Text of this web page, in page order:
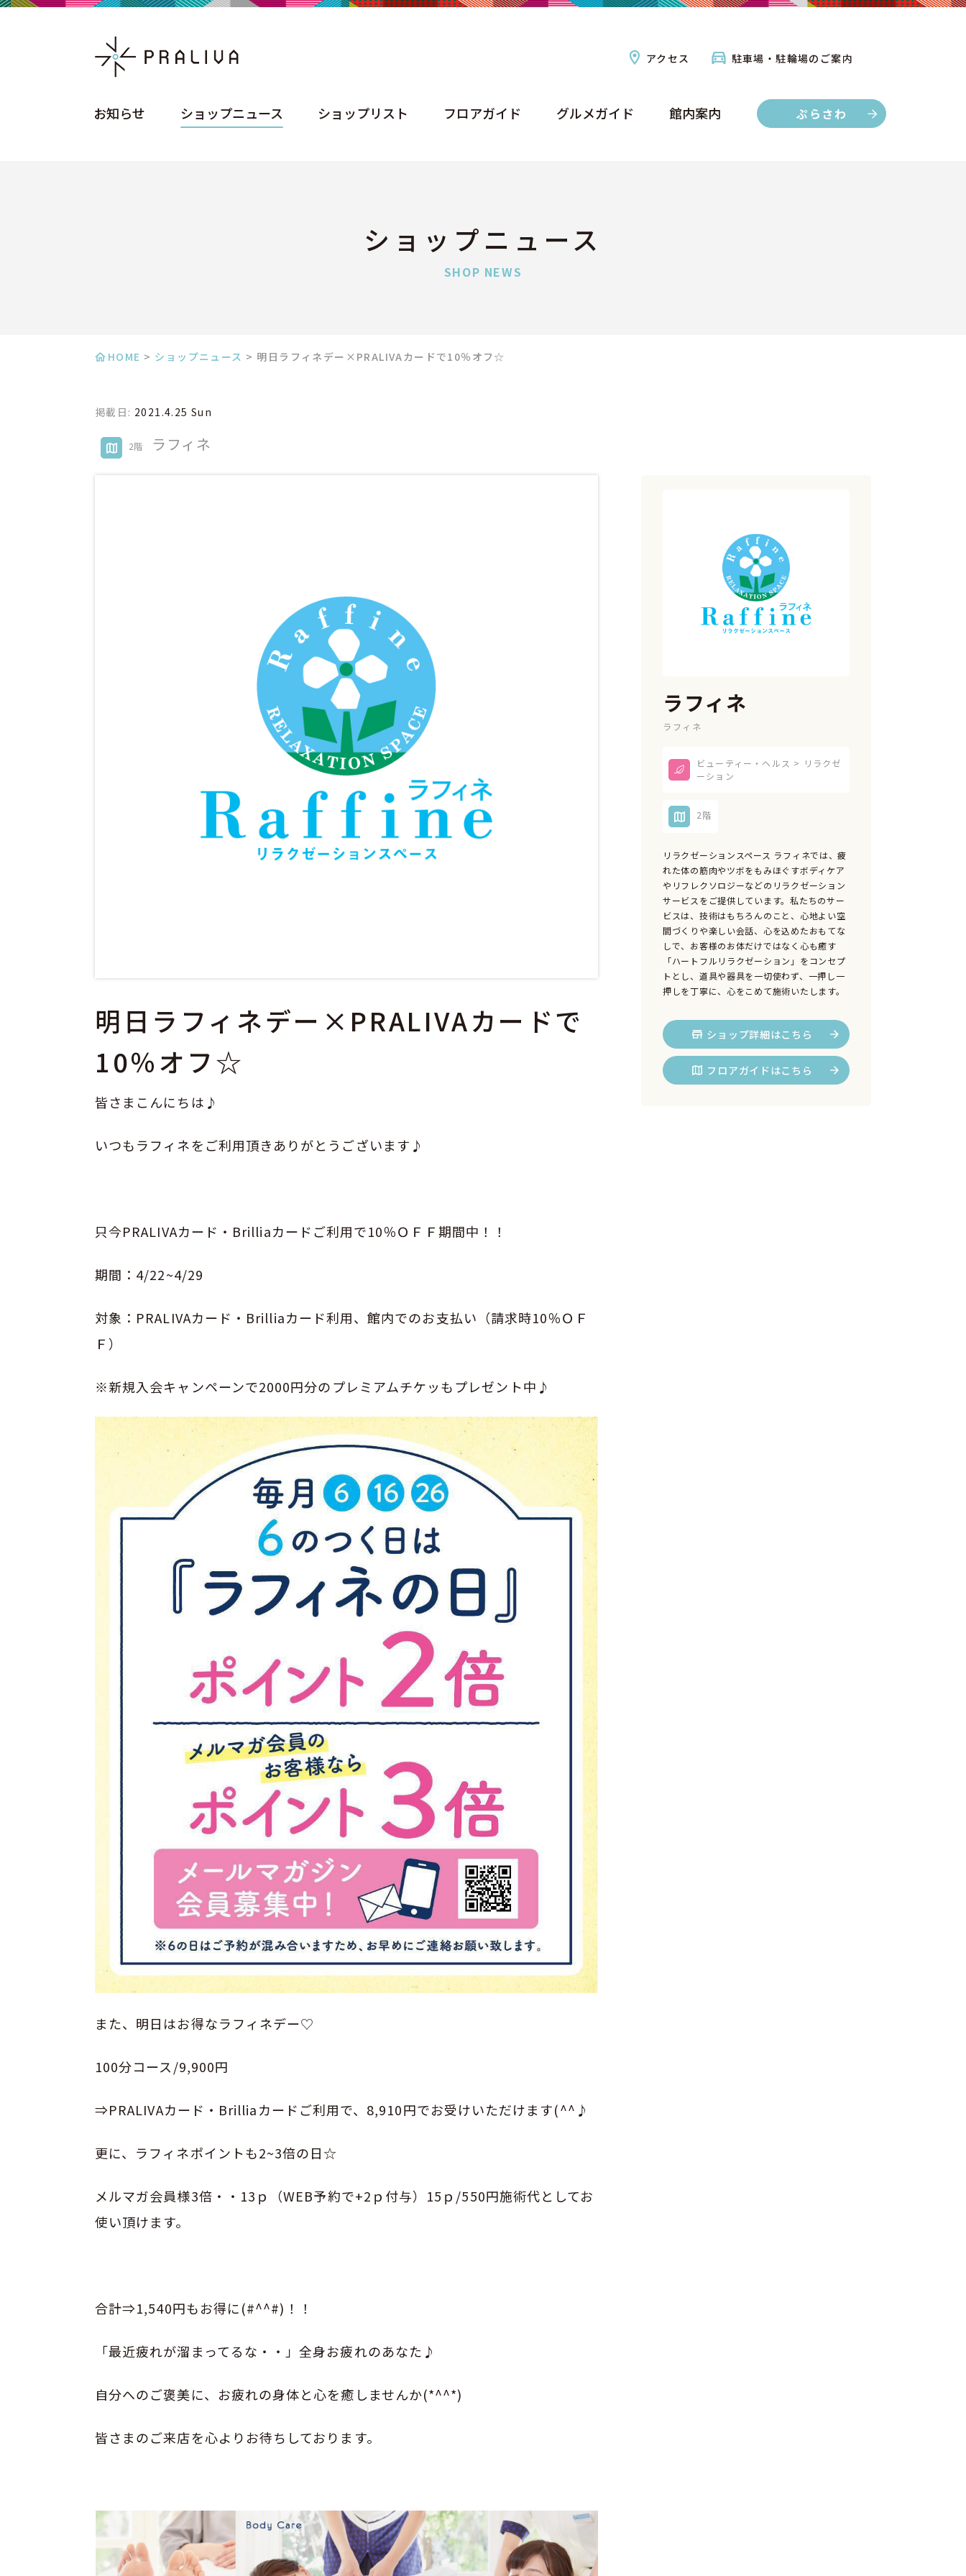
アクセス 駐車場・駐輪場のご案内
お知らせ ショップニュース ショップリスト フロアガイド グルメガイド 館内案内 ぷらさわ
ショップニュース
SHOP NEWS
HOME > ショップニュース > 明日ラフィネデー×PRALIVAカードで10％オフ☆
掲載日: 2021.4.25 Sun
2階 ラフィネ
明日ラフィネデー×PRALIVAカードで
10％オフ☆
皆さまこんにちは♪
いつもラフィネをご利用頂きありがとうございます♪
只今PRALIVAカード・Brilliaカードご利用で10％ＯＦＦ期間中！！
期間：4/22~4/29
対象：PRALIVAカード・Brilliaカード利用、館内でのお支払い（請求時10％ＯＦ
Ｆ）
※新規入会キャンペーンで2000円分のプレミアムチケッもプレゼント中♪
また、明日はお得なラフィネデー♡
100分コース/9,900円
⇒PRALIVAカード・Brilliaカードご利用で、8,910円でお受けいただけます(^^♪
更に、ラフィネポイントも2~3倍の日☆
メルマガ会員様3倍・・13ｐ（WEB予約で+2ｐ付与）15ｐ/550円施術代としてお
使い頂けます。
合計⇒1,540円もお得に(#^^#)！！
「最近疲れが溜まってるな・・」全身お疲れのあなた♪
自分へのご褒美に、お疲れの身体と心を癒しませんか(*^^*)
皆さまのご来店を心よりお待ちしております。
ラフィネ
ラフィネ
ビューティー・ヘルス > リラクゼ
ーション
2階
リラクゼーションスペース ラフィネでは、疲
れた体の筋肉やツボをもみほぐすボディケア
やリフレクソロジーなどのリラクゼーション
サービスをご提供しています。私たちのサー
ビスは、技術はもちろんのこと、心地よい空
間づくりや楽しい会話、心を込めたおもてな
しで、お客様のお体だけではなく心も癒す
「ハートフルリラクゼーション」をコンセプ
トとし、道具や器具を一切使わず、一押し一
押しを丁寧に、心をこめて施術いたします。
ショップ詳細はこちら
フロアガイドはこちら